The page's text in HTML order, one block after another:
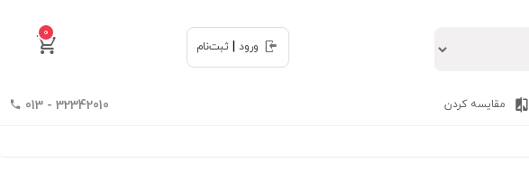
0
ورود
ثبت‌نام
مقایسه کردن 32342010 - 013